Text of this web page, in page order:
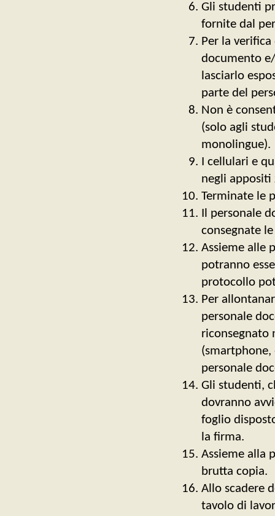
Gli studenti
fornite dal
Per la
documento
lasciarlo
parte del
Non è
(solo agli
monolingue).
I cellulari e
negli appositi
Terminate le
Il personale
consegnate
Assieme alle
potranno
protocollo
Per
personale
riconsegnato
(smartphone,
personale
Gli studenti,
dovranno
foglio
la firma.
Assieme alla
brutta copia.
Allo scadere
tavolo di